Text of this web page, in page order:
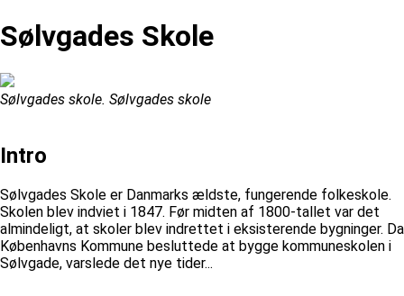
Sølvgades Skole
Sølvgades skole. Sølvgades skole
Intro
Sølvgades Skole er Danmarks ældste, fungerende folkeskole.
Skolen blev indviet i 1847. Før midten af 1800-tallet var det
almindeligt, at skoler blev indrettet i eksisterende bygninger. Da
Københavns Kommune besluttede at bygge kommuneskolen i
Sølvgade, varslede det nye tider...